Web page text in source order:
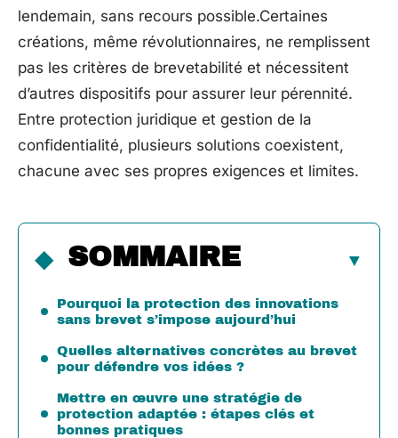
lendemain, sans recours possible.Certaines
créations, même révolutionnaires, ne remplissent
pas les critères de brevetabilité et nécessitent
d’autres dispositifs pour assurer leur pérennité.
Entre protection juridique et gestion de la
confidentialité, plusieurs solutions coexistent,
chacune avec ses propres exigences et limites.
SOMMAIRE
Pourquoi la protection des innovations
sans brevet s’impose aujourd’hui
Quelles alternatives concrètes au brevet
pour défendre vos idées ?
Mettre en œuvre une stratégie de
protection adaptée : étapes clés et
bonnes pratiques